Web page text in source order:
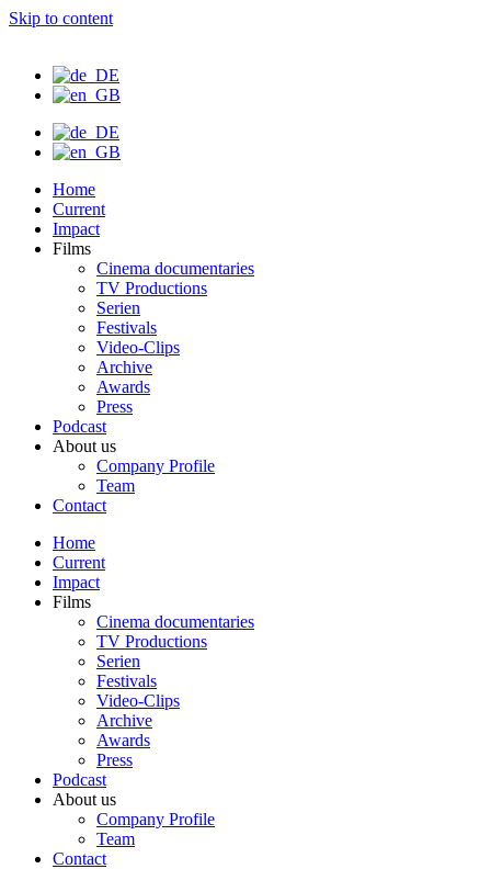
Skip to content
Home
Current
Impact
Films
Cinema documentaries
TV Productions
Serien
Festivals
Video-Clips
Archive
Awards
Press
Podcast
About us
Company Profile
Team
Contact
Home
Current
Impact
Films
Cinema documentaries
TV Productions
Serien
Festivals
Video-Clips
Archive
Awards
Press
Podcast
About us
Company Profile
Team
Contact